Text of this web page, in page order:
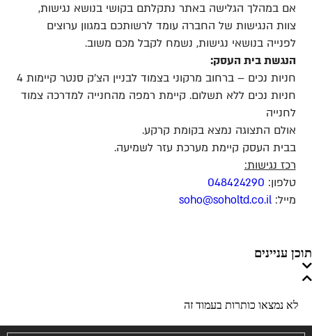
אם במהלך הגלישה באתר נתקלתם בקושי בנושא נגישות,
צוות הנגישות של החברה עומד לרשותכם במגוון ערוצים
לפנייה בנושאי נגישות, נשמח לקבל מכם משוב.
הנגשת בית העסק:
חניות נכים – ברחוב מרקוני בצמוד לבניין הצ’ק סנטר קיימות 4
חניות נכים ללא תשלום. קיימת רמפה מהחנייה למדרכה צמוד
לחנייה
אולם התצוגה נמצא בקומת קרקע.
בבית העסק קיימת מערכת עזר לשמיעה.
רכז נגישות:
טלפון: 048424290
מייל:soho@soholtd.co.il
תוכן עניינים
לא נמצאו כותרות בעמוד זה